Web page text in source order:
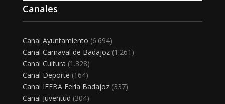
Canales
Canal Ayuntamiento (6.694)
Canal Carnaval de Badajoz(1.261)
Canal Cultura (1.328)
Canal Deporte (164)
Canal IFEBA Feria Badajoz(337)
Canal Juventud (304)